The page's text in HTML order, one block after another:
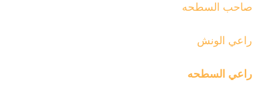
صاحب السطحه
راعي الونش
راعي السطحه